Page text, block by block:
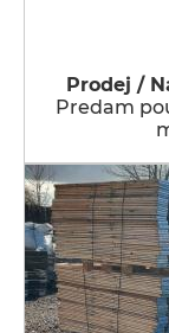
Prodej /
Predam